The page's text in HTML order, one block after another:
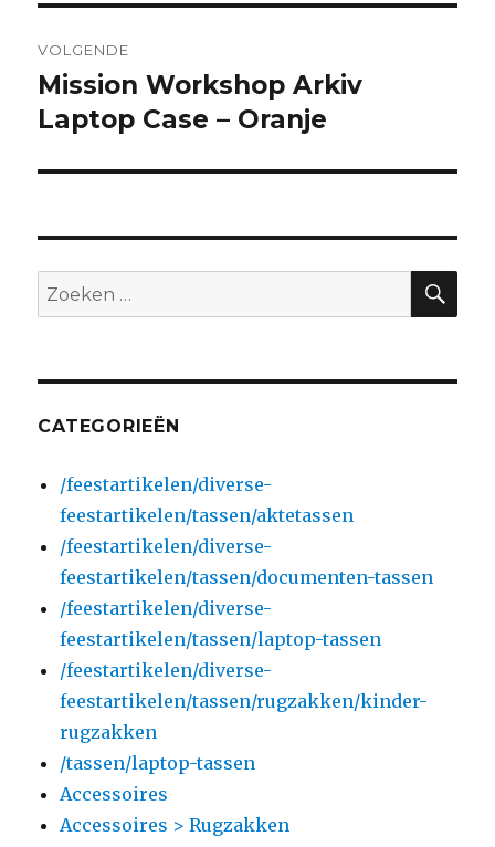
VOLGENDE
Volgend
bericht:
Mission Workshop Arkiv
Laptop Case – Oranje
Zoeken
naar:
CATEGORIEËN
/feestartikelen/diverse-
feestartikelen/tassen/aktetassen
/feestartikelen/diverse-
feestartikelen/tassen/documenten-tassen
/feestartikelen/diverse-
feestartikelen/tassen/laptop-tassen
/feestartikelen/diverse-
feestartikelen/tassen/rugzakken/kinder-
rugzakken
/tassen/laptop-tassen
Accessoires
Accessoires > Rugzakken